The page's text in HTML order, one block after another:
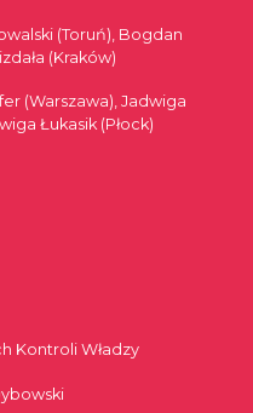
(Toruń), Bogdan
(Kraków)
(Warszawa), Jadwiga
Łukasik (Płock)
Kontroli Władzy